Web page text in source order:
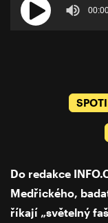
Do redakce
Medřického,
říkají „světelný